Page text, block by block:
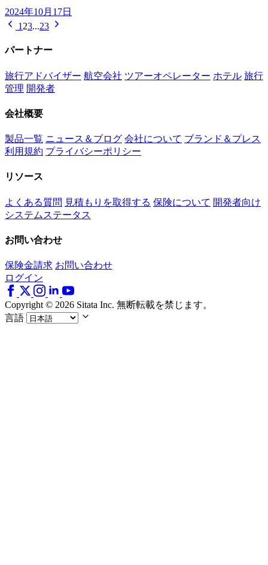
2024年10月17日
1 23...23
パートナー
旅行アドバイザー 航空会社 ツアーオペレーター ホテル 旅行
管理 開発者
会社概要
製品一覧 ニュース＆ブログ 会社について ブランド＆プレス
利用規約 プライバシーポリシー
リソース
よくある質問 見積もりを取得する 保険について 開発者向け
システムステータス
お問い合わせ
保険金請求 お問い合わせ
ログイン
Copyright © 2026 Sitata Inc. 無断転載を禁じます。
言語